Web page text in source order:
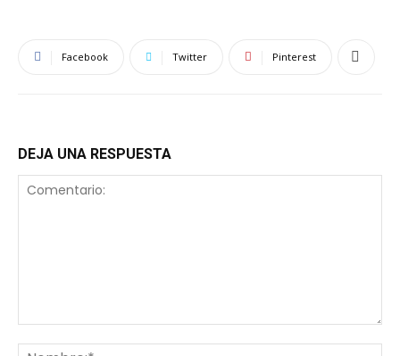
Facebook Twitter Pinterest
DEJA UNA RESPUESTA